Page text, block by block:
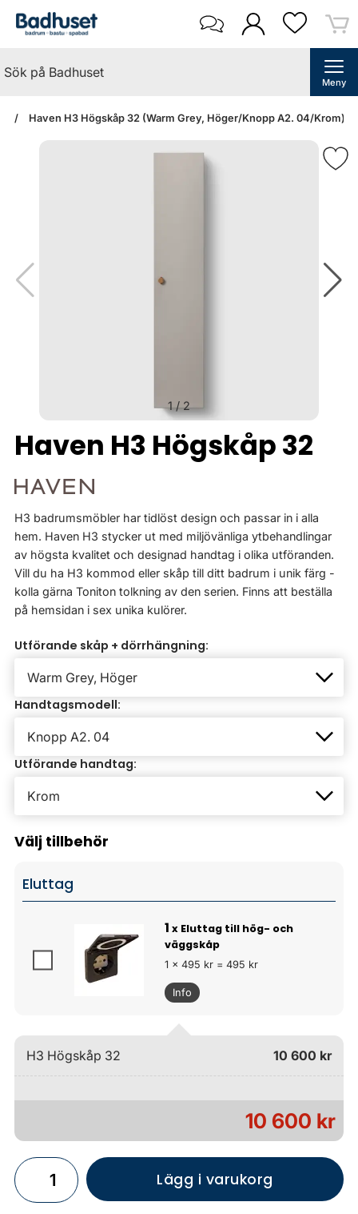
Meny
Haven H3 Högskåp 32 (Warm Grey, Höger/Knopp A2. 04/Krom)
1/2
Haven H3 Högskåp 32
H3 badrumsmöbler har tidlöst design och passar in i alla
hem. Haven H3 stycker ut med miljövänliga ytbehandlingar
av högsta kvalitet och designad handtag i olika utföranden.
Vill du ha H3 kommod eller skåp till ditt badrum i unik färg -
kolla gärna Toniton tolkning av den serien. Finns att beställa
på hemsidan i sex unika kulörer.
Utförande skåp + dörrhängning:
Handtagsmodell:
Utförande handtag:
Välj tillbehör
Eluttag
1 x Eluttag till hög- och
väggskåp
1 x 495 kr = 495 kr
Info
H3 Högskåp 32 10 600 kr
10 600 kr
Lägg i varukorg